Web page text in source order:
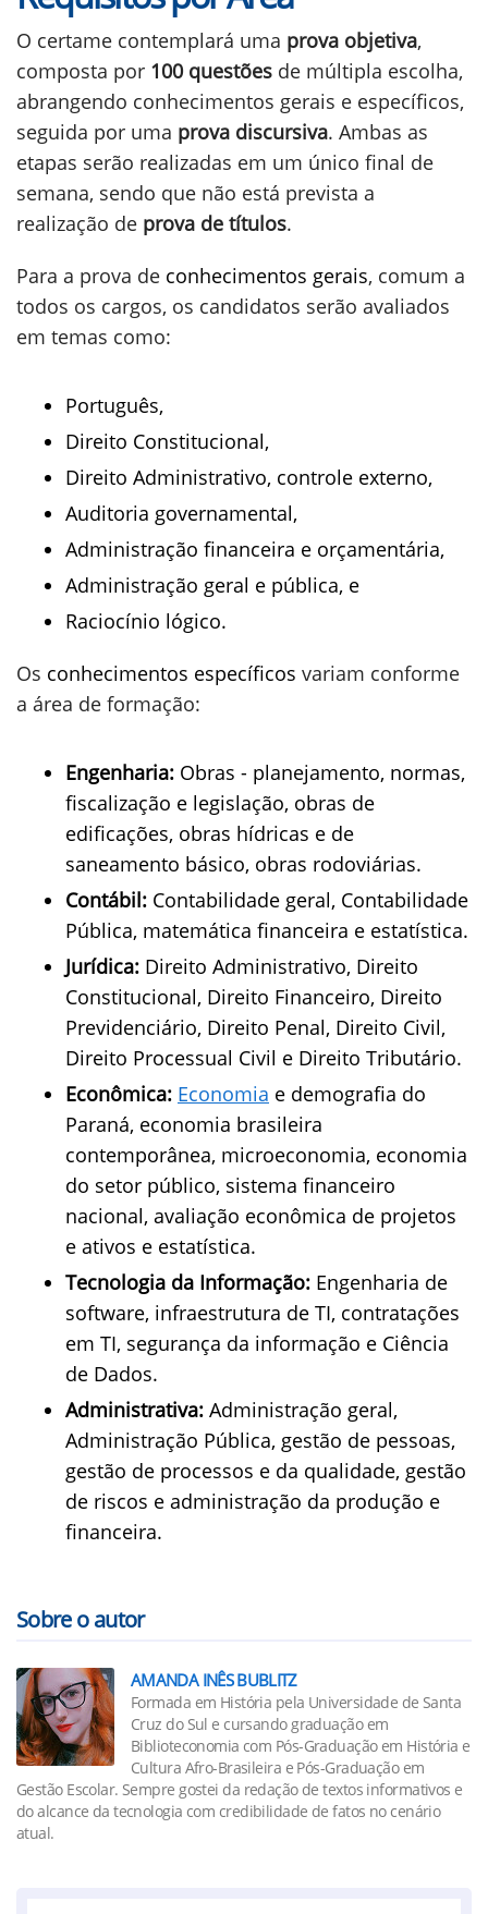
O certame contemplará uma prova objetiva,
composta por 100 questões de múltipla escolha,
abrangendo conhecimentos gerais e específicos,
seguida por uma prova discursiva. Ambas as
etapas serão realizadas em um único final de
semana, sendo que não está prevista a
realização de prova de títulos.
Para a prova de conhecimentos gerais, comum a
todos os cargos, os candidatos serão avaliados
em temas como:
Português,
Direito Constitucional,
Direito Administrativo, controle externo,
Auditoria governamental,
Administração financeira e orçamentária,
Administração geral e pública, e
Raciocínio lógico.
Os conhecimentos específicos variam conforme
a área de formação:
Engenharia: Obras - planejamento, normas,
fiscalização e legislação, obras de
edificações, obras hídricas e de
saneamento básico, obras rodoviárias.
Contábil: Contabilidade geral, Contabilidade
Pública, matemática financeira e estatística.
Jurídica: Direito Administrativo, Direito
Constitucional, Direito Financeiro, Direito
Previdenciário, Direito Penal, Direito Civil,
Direito Processual Civil e Direito Tributário.
Econômica: Economia e demografia do
Paraná, economia brasileira
contemporânea, microeconomia, economia
do setor público, sistema financeiro
nacional, avaliação econômica de projetos
e ativos e estatística.
Tecnologia da Informação: Engenharia de
software, infraestrutura de TI, contratações
em TI, segurança da informação e Ciência
de Dados.
Administrativa: Administração geral,
Administração Pública, gestão de pessoas,
gestão de processos e da qualidade, gestão
de riscos e administração da produção e
financeira.
Sobre o autor
AMANDA INÊS BUBLITZ
Formada em História pela Universidade de Santa
Cruz do Sul e cursando graduação em
Biblioteconomia com Pós-Graduação em História e
Cultura Afro-Brasileira e Pós-Graduação em
Gestão Escolar. Sempre gostei da redação de textos informativos e
do alcance da tecnologia com credibilidade de fatos no cenário
atual.